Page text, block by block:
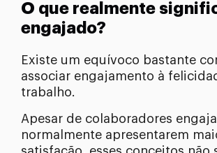
O que realmente
engajado?
Existe um equívoco bastante
associar engajamento à
trabalho.
Apesar de colaboradores
normalmente apresentarem